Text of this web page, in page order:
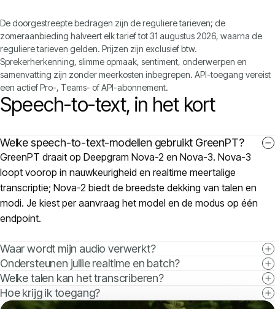
De doorgestreepte bedragen zijn de reguliere tarieven; de
zomeraanbieding halveert elk tarief tot 31 augustus 2026, waarna de
reguliere tarieven gelden. Prijzen zijn exclusief btw.
Sprekerherkenning, slimme opmaak, sentiment, onderwerpen en
samenvatting zijn zonder meerkosten inbegrepen. API-toegang vereist
een actief Pro-, Teams- of API-abonnement.
Speech-to-text, in het kort
Welke speech-to-text-modellen gebruikt GreenPT?
GreenPT draait op Deepgram Nova-2 en Nova-3. Nova-3
loopt voorop in nauwkeurigheid en realtime meertalige
transcriptie; Nova-2 biedt de breedste dekking van talen en
modi. Je kiest per aanvraag het model en de modus op één
endpoint.
Waar wordt mijn audio verwerkt?
Ondersteunen jullie realtime en batch?
Welke talen kan het transcriberen?
Hoe krijg ik toegang?